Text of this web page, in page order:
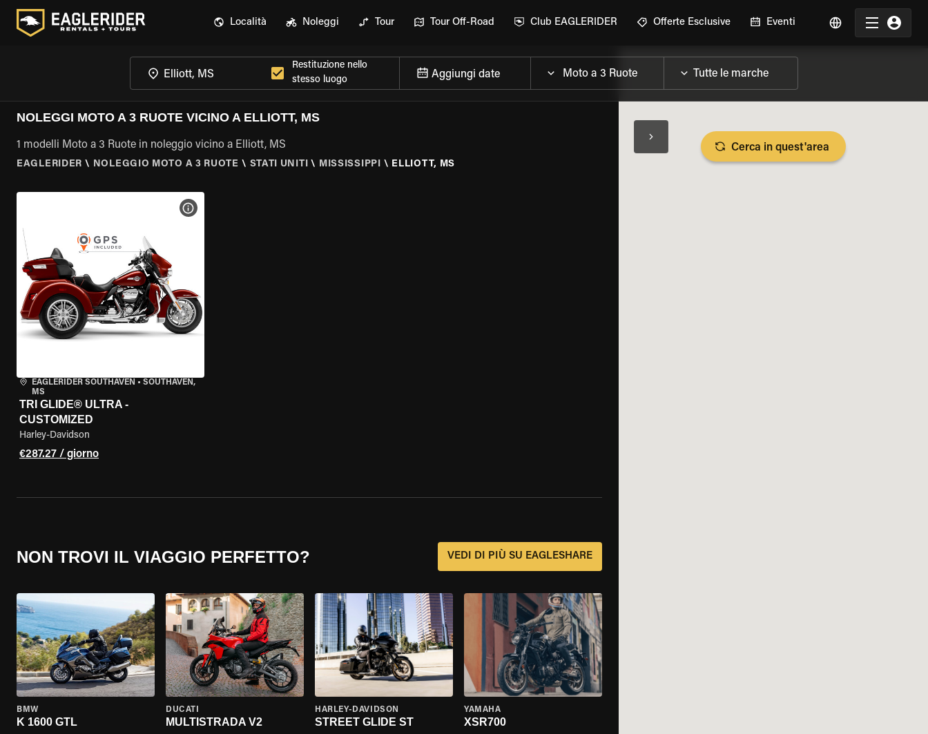
Località Noleggi Tour Tour Off-Road Club EAGLERIDER Offerte Esclusive Eventi
Restituzione nello
stesso luogo
Aggiungi date
NOLEGGI MOTO A 3 RUOTE VICINO A ELLIOTT, MS
1 modelli Moto a 3 Ruote in noleggio vicino a Elliott, MS
EAGLERIDER \ NOLEGGIO MOTO A 3 RUOTE \ STATI UNITI \ MISSISSIPPI \ ELLIOTT, MS
EAGLERIDER SOUTHAVEN • SOUTHAVEN,
MS
TRI GLIDE® ULTRA -
CUSTOMIZED
Harley-Davidson
€287.27 / giorno
VISUALIZZA SPECIFICHE DELLA MOTO
NON TROVI IL VIAGGIO PERFETTO? VEDI DI PIÙ SU EAGLESHARE
BMW
K 1600 GTL
DUCATI
MULTISTRADA V2
HARLEY-DAVIDSON
STREET GLIDE ST
YAMAHA
XSR700
Cerca in quest'area